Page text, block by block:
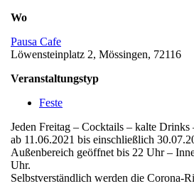
Wo
Pausa Cafe
Löwensteinplatz 2, Mössingen, 72116
Veranstaltungstyp
Feste
Jeden Freitag – Cocktails – kalte Drinks
ab 11.06.2021 bis einschließlich
Außenbereich geöffnet bis 22 Uhr –
Uhr.
Selbstverständlich werden die Corona-